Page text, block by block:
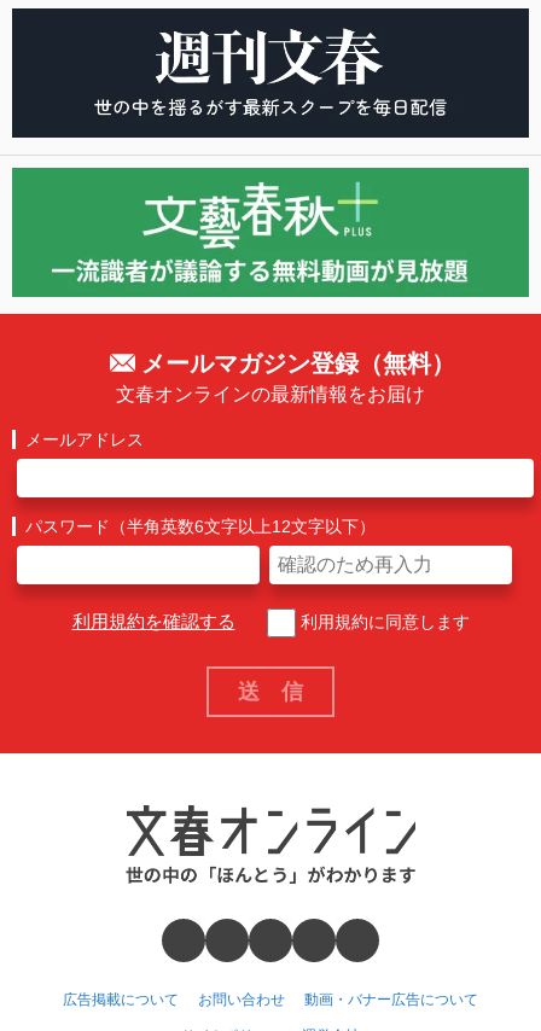
メールマガジン登録（無料）
文春オンラインの最新情報をお届け
メールアドレス
パスワード（半角英数6文字以上12文字以下）
利用規約を確認する 利用規約に同意します
広告掲載について お問い合わせ 動画・バナー広告について